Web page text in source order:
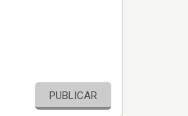
PUBLICAR